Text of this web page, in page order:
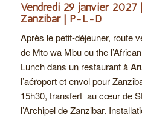
Vendredi 29 janvier 2027
Zanzibar | P-L-D
Après le petit-déjeuner, route
de Mto wa Mbu ou the
Lunch dans un restaurant à
l’aéroport et envol pour
15h30, transfert au cœur de
l’Archipel de Zanzibar.